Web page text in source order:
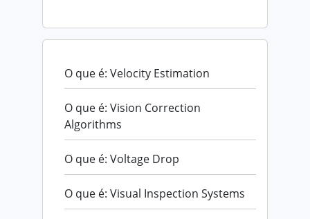
O que é: Velocity Estimation
O que é: Vision Correction
Algorithms
O que é: Voltage Drop
O que é: Visual Inspection Systems